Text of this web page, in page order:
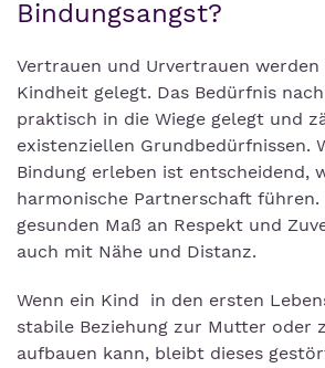
Bindungsangst?
Vertrauen und Urvertrauen
Kindheit gelegt. Das Bedürfnis
praktisch in die Wiege gelegt und
existenziellen Grundbedürfnissen.
Bindung erleben ist entscheidend,
harmonische Partnerschaft führen.
gesunden Maß an Respekt und
auch mit Nähe und Distanz.
Wenn ein Kind in den ersten
stabile Beziehung zur Mutter oder
aufbauen kann, bleibt dieses